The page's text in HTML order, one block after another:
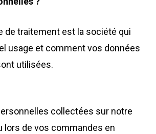
de traitement est la société qui
usage et comment vos données
utilisées.
collectées sur notre
lors de vos commandes en